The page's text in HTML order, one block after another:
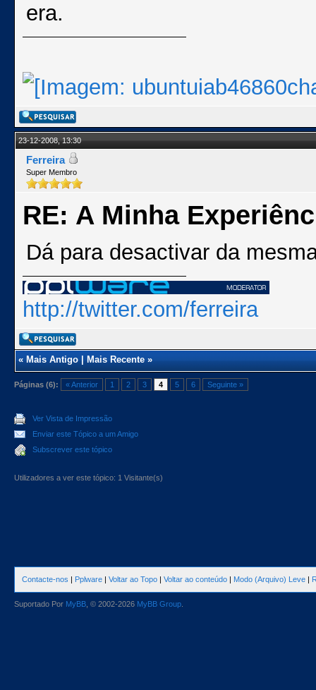
era.
23-12-2008, 13:30
Ferreira
Super Membro
RE: A Minha
Dá para desactivar da
http://twitter.com/ferreira
«Mais Antigo|Mais Recente»
Páginas (6): « Anterior 1 2 3 4 5 6 Seguinte »
Ver Vista de Impressão
Enviar este Tópico a um Amigo
Subscrever este tópico
Utilizadores a ver este tópico: 1 Visitante(s)
Contacte-nos | Pplware | Voltar ao Topo | Voltar ao conteúdo | Modo (Arquivo) Leve |
Suportado Por MyBB , © 2002-2026 MyBB Group